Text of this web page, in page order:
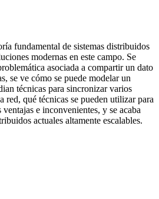
fundamental de sistemas distribuidos
modernas en este campo. Se
asociada a compartir un dato
se ve cómo se puede modelar un
técnicas para sincronizar varios
red, qué técnicas se pueden utilizar para
e inconvenientes, y se acaba
actuales altamente escalables.